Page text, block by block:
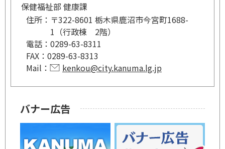
保健福祉部 健康課
住所： 〒322-8601 栃木県鹿沼市今宮町1688-
1（行政棟 2階）
電話： 0289-63-8311
FAX： 0289-63-8313
Mail：
kenkou@city.kanuma.lg.jp
バナー広告